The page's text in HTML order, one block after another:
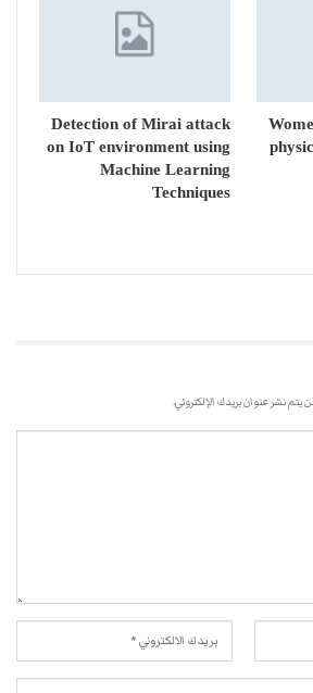
Detection of Mirai attack
on IoT environment using
Machine Learning
Techniques
لن يتم نشر عنوان بريدك الإلكتروني.